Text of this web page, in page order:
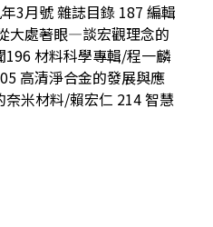
3月號 雜誌目錄 187 編輯
大處著眼—談宏觀理念的
材料科學專輯/程一麟
高清淨合金的發展與應
米材料/賴宏仁 214 智慧